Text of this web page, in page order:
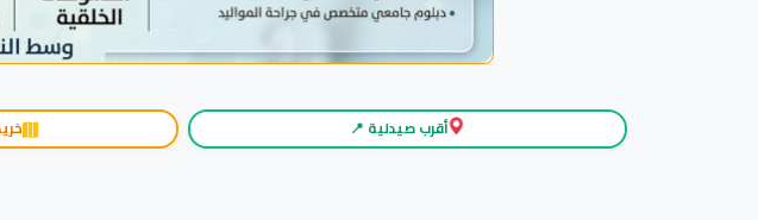
أقرب صيدلية 📍